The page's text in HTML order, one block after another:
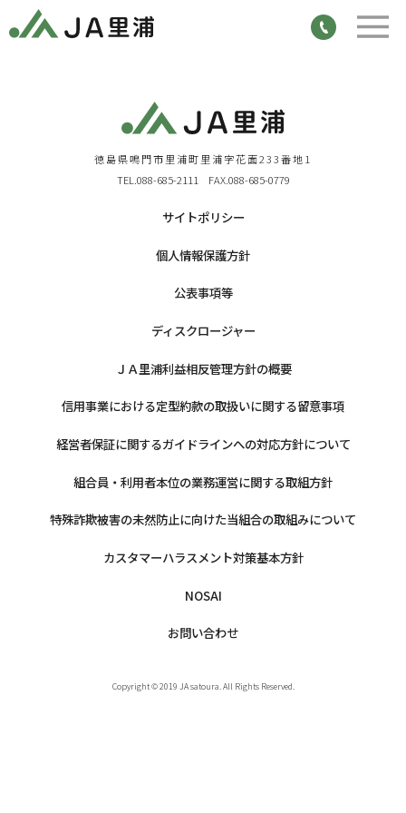
徳島県鳴門市里浦町里浦字花面233番地1
TEL.088-685-2111 FAX.088-685-0779
サイトポリシー
個人情報保護方針
公表事項等
ディスクロージャー
ＪＡ里浦利益相反管理方針の概要
信用事業における定型約款の取扱いに関する留意事項
経営者保証に関するガイドラインへの対応方針について
組合員・利用者本位の業務運営に関する取組方針
特殊詐欺被害の未然防止に向けた当組合の取組みについて
カスタマーハラスメント対策基本方針
NOSAI
お問い合わせ
Copyright © 2019 JA satoura. All Rights Reserved.